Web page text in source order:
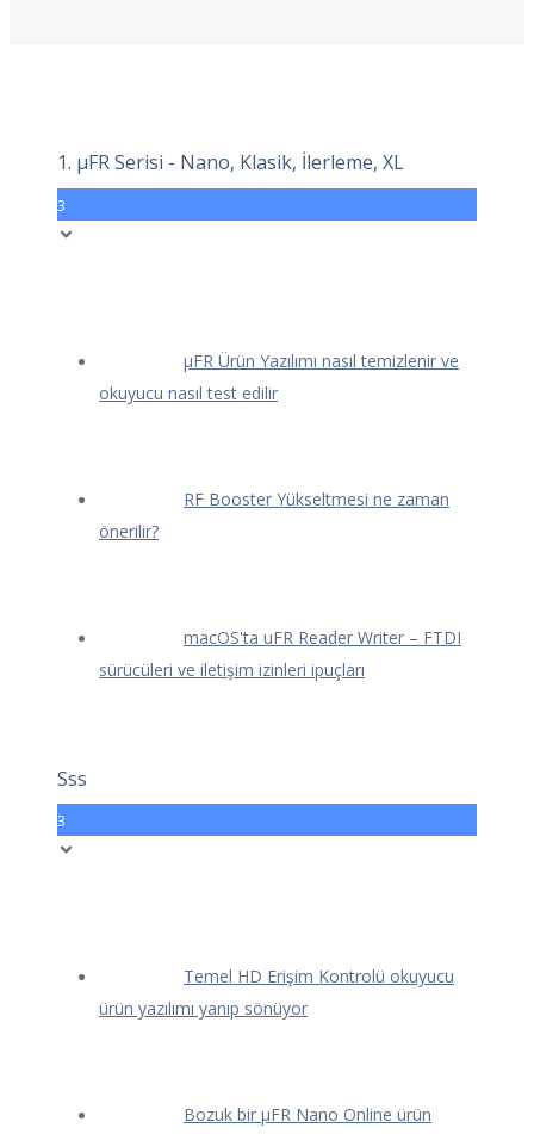
1. μFR Serisi - Nano, Klasik, İlerleme, XL
3
μFR Ürün Yazılımı nasıl temizlenir ve
okuyucu nasıl test edilir
RF Booster Yükseltmesi ne zaman
önerilir?
macOS'ta uFR Reader Writer – FTDI
sürücüleri ve iletişim izinleri ipuçları
Sss
3
Temel HD Erişim Kontrolü okuyucu
ürün yazılımı yanıp sönüyor
Bozuk bir μFR Nano Online ürün